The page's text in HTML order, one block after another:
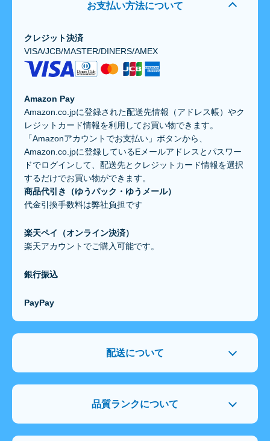
お支払い方法について
クレジット決済
VISA/JCB/MASTER/DINERS/AMEX
Amazon Pay
Amazon.co.jpに登録された配送先情報（アドレス帳）やク
レジットカード情報を利用してお買い物できます。
「Amazonアカウントでお支払い」ボタンから、
Amazon.co.jpに登録しているEメールアドレスとパスワー
ドでログインして、配送先とクレジットカード情報を選択
するだけでお買い物ができます。
商品代引き（ゆうパック・ゆうメール）
代金引換手数料は弊社負担です
楽天ペイ（オンライン決済）
楽天アカウントでご購入可能です。
銀行振込
PayPay
配送について
品質ランクについて